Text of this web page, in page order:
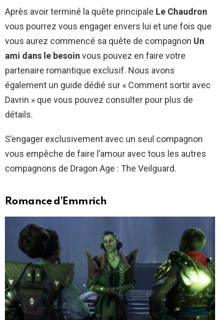
Après avoir terminé la quête principale Le Chaudron
vous pourrez vous engager envers lui et une fois que
vous aurez commencé sa quête de compagnon Un
ami dans le besoin vous pouvez en faire votre
partenaire romantique exclusif. Nous avons
également un guide dédié sur « Comment sortir avec
Davrin » que vous pouvez consulter pour plus de
détails.
S’engager exclusivement avec un seul compagnon
vous empêche de faire l’amour avec tous les autres
compagnons de Dragon Age : The Veilguard.
Romance d’Emmrich